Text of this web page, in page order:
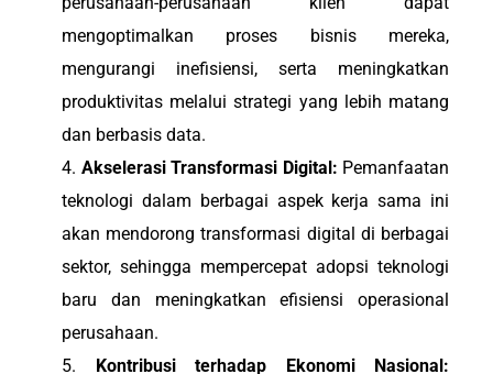
mengoptimalkan proses bisnis mereka,
mengurangi inefisiensi, serta meningkatkan
produktivitas melalui strategi yang lebih matang
dan berbasis data.
Akselerasi Transformasi Digital: Pemanfaatan
teknologi dalam berbagai aspek kerja sama ini
akan mendorong transformasi digital di berbagai
sektor, sehingga mempercepat adopsi teknologi
baru dan meningkatkan efisiensi operasional
perusahaan.
Kontribusi terhadap Ekonomi Nasional: